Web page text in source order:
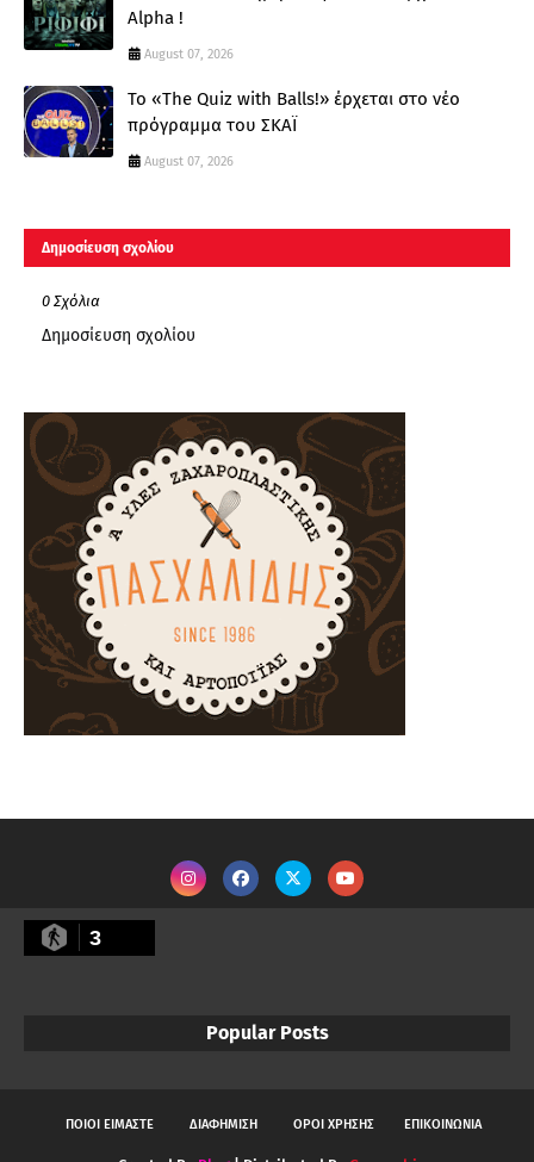
Alpha !
August 07, 2026
Το «The Quiz with Balls!» έρχεται στο νέο
πρόγραμμα του ΣΚΑΪ
August 07, 2026
Δημοσίευση σχολίου
0 Σχόλια
Δημοσίευση σχολίου
3
Popular Posts
ΠΟΙΟΙ ΕΙΜΑΣΤΕ ΔΙΑΦΗΜΙΣΗ ΟΡΟΙ ΧΡΗΣΗΣ ΕΠΙΚΟΙΝΩΝΙΑ